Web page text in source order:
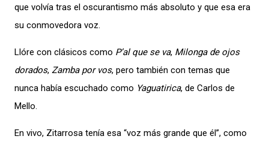
que volvía tras el oscurantismo más absoluto y que esa era
su conmovedora voz.
Llóre con clásicos como P’al que se va, Milonga de ojos
dorados, Zamba por vos, pero también con temas que
nunca había escuchado como Yaguatirica, de Carlos de
Mello.
En vivo, Zitarrosa tenía esa “voz más grande que él”, como